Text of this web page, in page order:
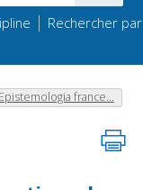
| Rechercher par
Epistemologia france...